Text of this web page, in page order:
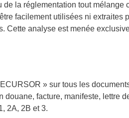
de la réglementation tout
facilement utilisées ni
Cette analyse est menée
» sur tous les
douane, facture, manifeste, lettre
2A, 2B et 3.